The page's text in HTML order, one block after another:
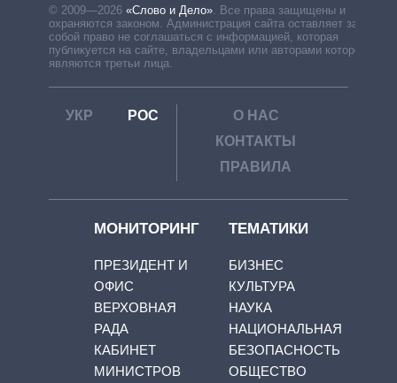
© 2009—2026 «Слово и Дело»
Все права защищены и
охраняются законом. Администрация сайта оставляет за
собой право не соглашаться с информацией, которая
публикуется на сайте, владельцами или авторами которой
являются третьи лица.
УКР РОС
О НАС
КОНТАКТЫ
ПРАВИЛА
МОНИТОРИНГ
ПРЕЗИДЕНТ И
ОФИС
ВЕРХОВНАЯ
РАДА
КАБИНЕТ
МИНИСТРОВ
ТЕМАТИКИ
БИЗНЕС
КУЛЬТУРА
НАУКА
НАЦИОНАЛЬНАЯ
БЕЗОПАСНОСТЬ
ОБЩЕСТВО